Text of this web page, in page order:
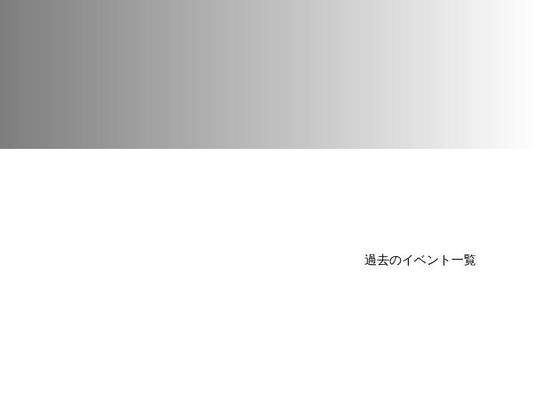
過去のイベント一覧